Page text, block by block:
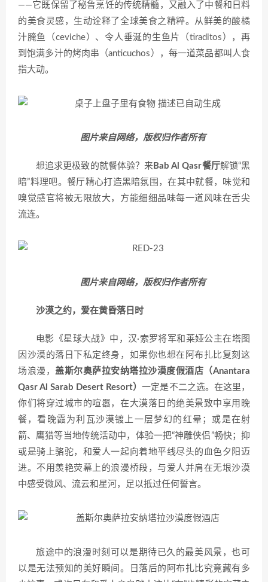
——它既保留了秘鲁烹饪的传统精髓，又融入了中餐和日料
的美食灵感，生动诠释了全球美食之精粹。从鲜美的酸橘
汁腌鱼（ceviche）、令人垂涎的生鱼片（tiraditos），再
到饱满多汁的烤肉串（anticuchos），每一道菜品都叫人食
指大动。
图片来自网络，版权归作者所有
想追求更极致的就餐体验？来 Bab Al Qasr餐厅解锁“黑
暗”料理吧。餐厅精心打造黑暗氛围，在其中就餐，味觉和
嗅觉感官将被无限放大，方能细细品味每一道风味在舌尖
流连。
图片来自网络，版权归作者所有
沙漠之约，爱在黄昏落日时
电影《星球大战》中，汉·索罗将军和莱娅公主在塔图
因沙漠的落日下私定终身，如果你也想在阿布扎比复刻这
场浪漫，盖斯尔奥萨拉安纳塔拉沙漠度假酒店（Anantara
Qasr Al Sarab Desert Resort）一定是不二之选。在这里，
你们将穿过城市的喧嚣，在大漠落日的绝美景致中享用晚
餐，看晚霞为利瓦沙漠镀上一层梦幻的红晕；或是在射
箭、鹰猎等当地传统活动中，体验一把“神雕侠侣”畅快；抑
或是骑上骆驼，和爱人一起向着地平线尽头的血色夕阳迈
进。不用羡艳荧幕上的浪漫桥段，与爱人并肩在无垠沙漠
中感受微风、流云和星河，足以抵过任何誓言。
旅途中的浪漫时刻可以是期待已久的最美风景，也可
以是无法预知的美好瞬间。日落后的阿布扎比究竟藏有多